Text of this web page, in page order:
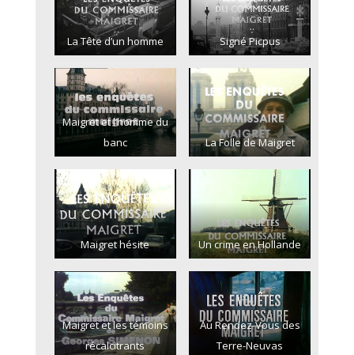
La Tête d’un homme Signé Picpus
Maigret et l’homme du
banc
La Folle de Maigret
Maigret hésite Un crime en Hollande
Maigret et les témoins
récalcitrants
Au Rendez-Vous des
Terre-Neuvas